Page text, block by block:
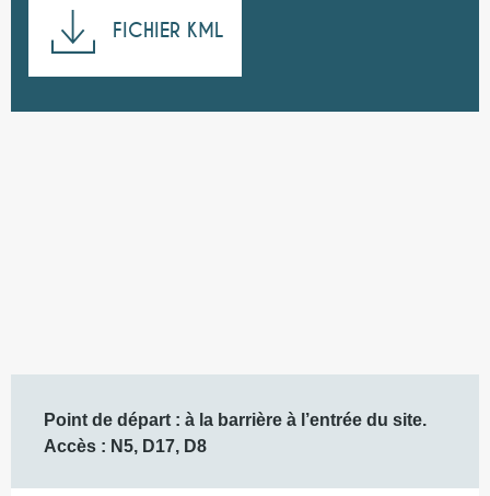
FICHIER KML
Point de départ : à la barrière à l’entrée du site.
Accès : N5, D17, D8